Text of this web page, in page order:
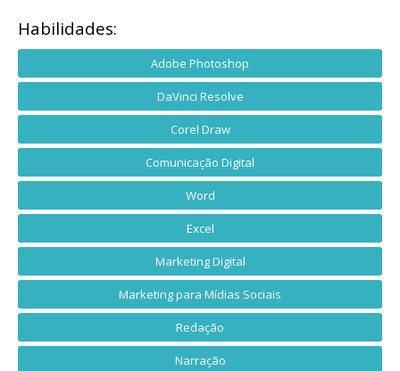
Habilidades:
Adobe Photoshop
DaVinci Resolve
Corel Draw
Comunicação Digital
Word
Excel
Marketing Digital
Marketing para Mídias Sociais
Redação
Narração